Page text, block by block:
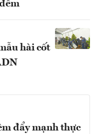
hài cốt
đẩy mạnh thực